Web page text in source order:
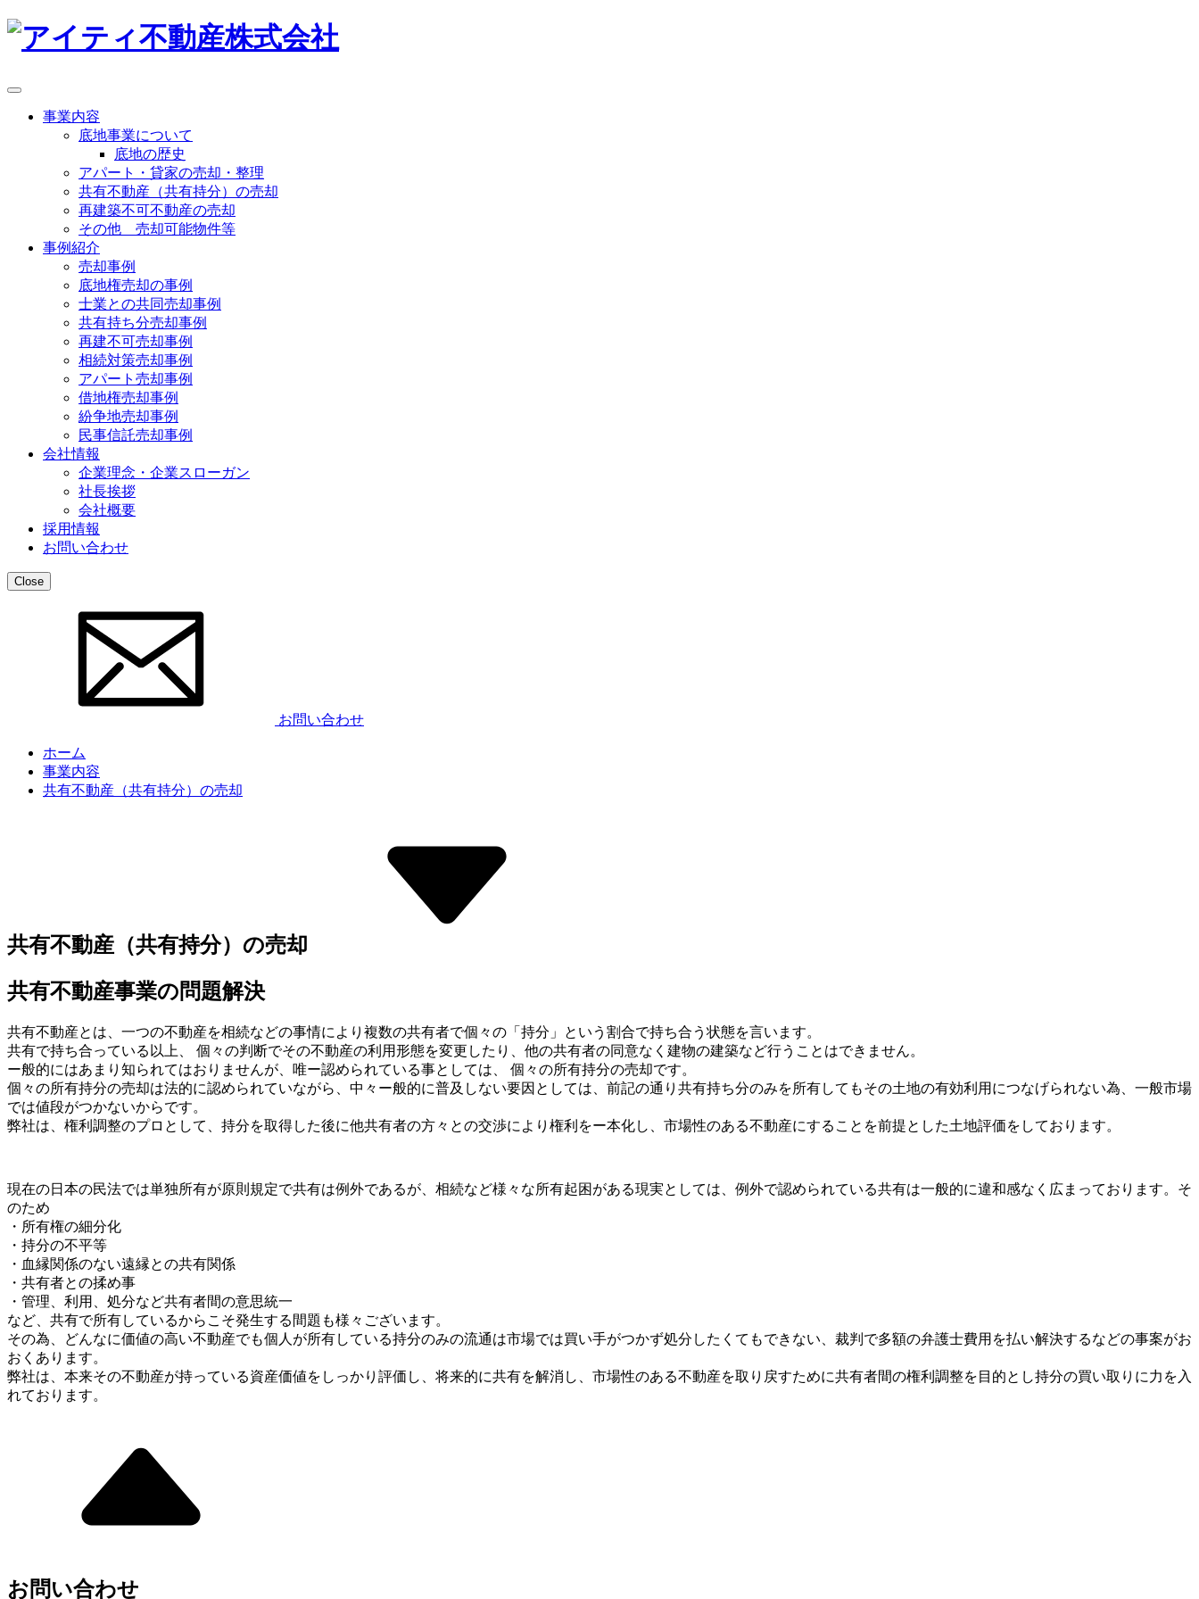
事業内容
底地事業について
底地の歴史
アパート・貸家の売却・整理
共有不動産（共有持分）の売却
再建築不可不動産の売却
その他 売却可能物件等
事例紹介
売却事例
底地権売却の事例
士業との共同売却事例
共有持ち分売却事例
再建不可売却事例
相続対策売却事例
アパート売却事例
借地権売却事例
紛争地売却事例
民事信託売却事例
会社情報
企業理念・企業スローガン
社長挨拶
会社概要
採用情報
お問い合わせ
Close
お問い合わせ
ホーム
事業内容
共有不動産（共有持分）の売却
共有不動産（共有持分）の売却
共有不動産事業の問題解決
共有不動産とは、一つの不動産を相続などの事情により複数の共有者で個々の「持分」という割合で持ち合う状態を言います。
共有で持ち合っている以上、 個々の判断でその不動産の利用形態を変更したり、他の共有者の同意なく建物の建築など行うことはできません。
ー般的にはあまり知られてはおりませんが、唯ー認められている事としては、 個々の所有持分の売却です。
個々の所有持分の売却は法的に認められていながら、中々ー般的に普及しない要因としては、前記の通り共有持ち分のみを所有してもその土地の有効利用につなげられない為、一般市場
では値段がつかないからです。
弊社は、権利調整のプロとして、持分を取得した後に他共有者の方々との交渉により権利をー本化し、市場性のある不動産にすることを前提とした土地評価をしております。
現在の日本の民法では単独所有が原則規定で共有は例外であるが、相続など様々な所有起困がある現実としては、例外で認められている共有は一般的に違和感なく広まっております。そ
のため
・所有権の細分化
・持分の不平等
・血縁関係のない遠縁との共有関係
・共有者との揉め事
・管理、利用、処分など共有者間の意思統一
など、共有で所有しているからこそ発生する間題も様々ございます。
その為、どんなに価値の高い不動産でも個人が所有している持分のみの流通は市場では買い手がつかず処分したくてもできない、裁判で多額の弁護士費用を払い解決するなどの事案がお
おくあります。
弊社は、本来その不動産が持っている資産価値をしっかり評価し、将来的に共有を解消し、市場性のある不動産を取り戻すために共有者間の権利調整を目的とし持分の買い取りに力を入
れております。
お問い合わせ